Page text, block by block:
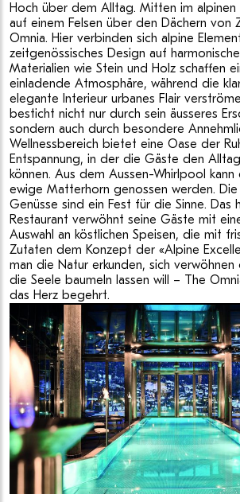
Hoch über dem Alltag. Mitten im alpinen
auf einem Felsen über den Dächern von
Omnia. Hier verbinden sich alpine
zeitgenössisches Design auf
Materialien wie Stein und Holz schaffen
einladende Atmosphäre, während die
elegante Interieur urbanes Flair
besticht nicht nur durch sein äusseres
sondern auch durch besondere
Wellnessbereich bietet eine Oase der
Entspannung, in der die Gäste den
können. Aus dem Aussen-Whirlpool
ewige Matterhorn genossen werden. Die
Genüsse sind ein Fest für die Sinne. Das
Restaurant verwöhnt seine Gäste mit
Auswahl an köstlichen Speisen, die mit
Zutaten dem Konzept der «Alpine
man die Natur erkunden, sich
die Seele baumeln lassen will – The
das Herz begehrt.